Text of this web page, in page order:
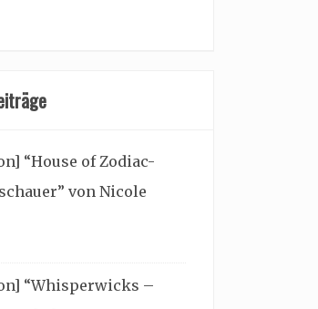
“House of Zodiac-
von Nicole
“Whisperwicks –